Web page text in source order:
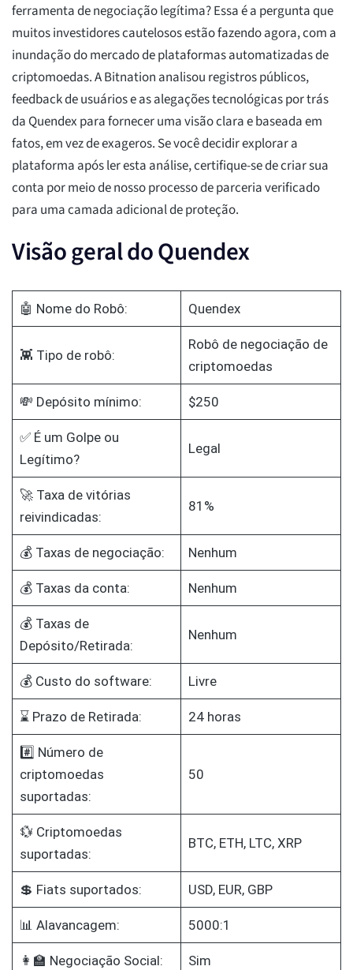
ferramenta de negociação legítima? Essa é a pergunta que
muitos investidores cautelosos estão fazendo agora, com a
inundação do mercado de plataformas automatizadas de
criptomoedas. A Bitnation analisou registros públicos,
feedback de usuários e as alegações tecnológicas por trás
da Quendex para fornecer uma visão clara e baseada em
fatos, em vez de exageros. Se você decidir explorar a
plataforma após ler esta análise, certifique-se de criar sua
conta por meio de nosso processo de parceria verificado
para uma camada adicional de proteção.
Visão geral do Quendex
🤖 Nome do Robô: Quendex
👾 Tipo de robô:
Robô de negociação de
criptomoedas
💸 Depósito mínimo: $250
✅ É um Golpe ou
Legítimo?
Legal
🚀 Taxa de vitórias
reivindicadas:
81%
💰 Taxas de negociação: Nenhum
💰 Taxas da conta: Nenhum
💰 Taxas de
Depósito/Retirada:
Nenhum
💰 Custo do software: Livre
⌛ Prazo de Retirada: 24 horas
#️⃣ Número de
criptomoedas
suportadas:
50
💱 Criptomoedas
suportadas:
BTC, ETH, LTC, XRP
💲 Fiats suportados: USD, EUR, GBP
📊 Alavancagem: 5000:1
👩‍🏫 Negociação Social: Sim